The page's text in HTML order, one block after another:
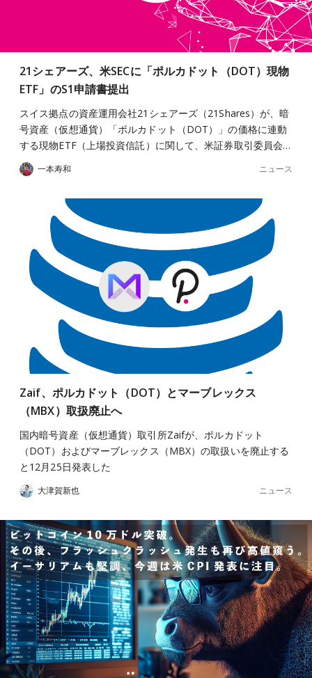
21シェアーズ、米SECに「ポルカドット（DOT）現物
ETF」のS1申請書提出
スイス拠点の資産運用会社21シェアーズ（21Shares）が、暗
号資産（仮想通貨）「ポルカドット（DOT）」の価格に連動
する現物ETF（上場投資信託）に関して、米証券取引委員会…
一本寿和 ニュース
Zaif、ポルカドット（DOT）とマーブレックス
（MBX）取扱廃止へ
国内暗号資産（仮想通貨）取引所Zaifが、ポルカドット
（DOT）およびマーブレックス（MBX）の取扱いを廃止する
と12月25日発表した
大津賀新也 ニュース